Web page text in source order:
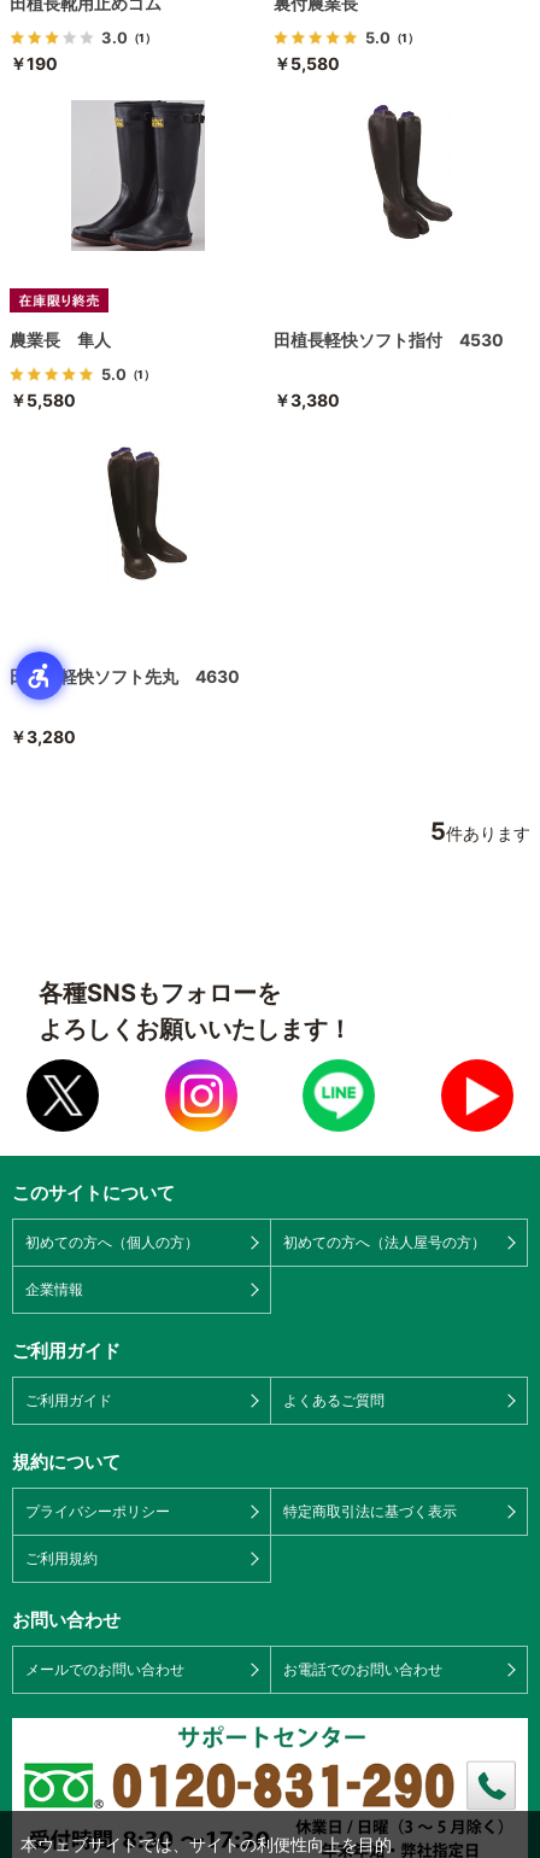
3.0 （1）
￥190
5.0 （1）
￥5,580
農業長 隼人
5.0 （1）
￥5,580
田植長軽快ソフト指付 4530
￥3,380
田植長軽快ソフト先丸 4630
￥3,280
5件あります
各種SNSもフォローを
よろしくお願いいたします！
このサイトについて
初めての方へ（個人の方） 初めての方へ（法人屋号の方）
企業情報
ご利用ガイド
ご利用ガイド よくあるご質問
規約について
プライバシーポリシー 特定商取引法に基づく表示
ご利用規約
お問い合わせ
メールでのお問い合わせ お電話でのお問い合わせ
本ウェブサイトでは、サイトの利便性向上を目的